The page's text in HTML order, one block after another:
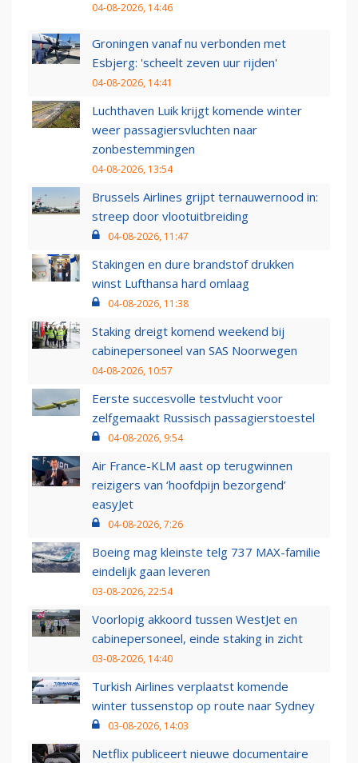
04-08-2026, 14:46
Groningen vanaf nu verbonden met
Esbjerg: 'scheelt zeven uur rijden'
04-08-2026, 14:41
Luchthaven Luik krijgt komende winter
weer passagiersvluchten naar
zonbestemmingen
04-08-2026, 13:54
Brussels Airlines grijpt ternauwernood in:
streep door vlootuitbreiding
04-08-2026, 11:47
Stakingen en dure brandstof drukken
winst Lufthansa hard omlaag
04-08-2026, 11:38
Staking dreigt komend weekend bij
cabinepersoneel van SAS Noorwegen
04-08-2026, 10:57
Eerste succesvolle testvlucht voor
zelfgemaakt Russisch passagierstoestel
04-08-2026, 9:54
Air France-KLM aast op terugwinnen
reizigers van ‘hoofdpijn bezorgend’
easyJet
04-08-2026, 7:26
Boeing mag kleinste telg 737 MAX-familie
eindelijk gaan leveren
03-08-2026, 22:54
Voorlopig akkoord tussen WestJet en
cabinepersoneel, einde staking in zicht
03-08-2026, 14:40
Turkish Airlines verplaatst komende
winter tussenstop op route naar Sydney
03-08-2026, 14:03
Netflix publiceert nieuwe documentaire